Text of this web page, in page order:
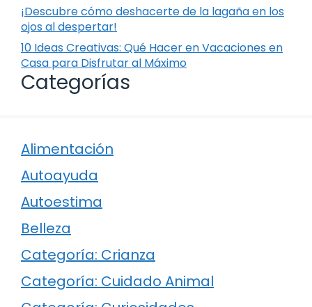
¡Descubre cómo deshacerte de la lagaña en los
ojos al despertar!
10 Ideas Creativas: Qué Hacer en Vacaciones en
Casa para Disfrutar al Máximo
Categorías
Alimentación
Autoayuda
Autoestima
Belleza
Categoría: Crianza
Categoría: Cuidado Animal